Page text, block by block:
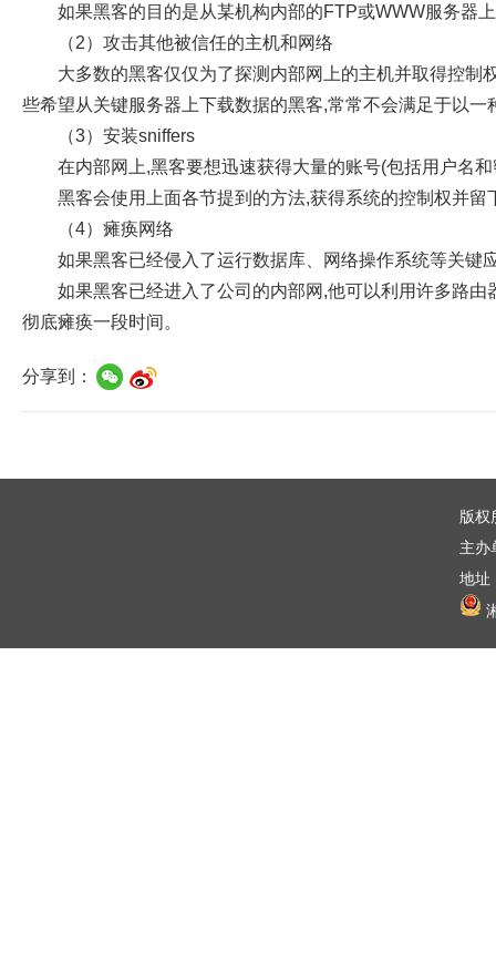
如果黑客的目的是从某机构内部的FTP或WWW服务器
（2）攻击其他被信任的主机和网络
大多数的黑客仅仅为了探测内部网上的主机并取得控制
些希望从关键服务器上下载数据的黑客,常常不会满足于以一
（3）安装sniffers
在内部网上,黑客要想迅速获得大量的账号(包括用户名
黑客会使用上面各节提到的方法,获得系统的控制权并留
（4）瘫痪网络
如果黑客已经侵入了运行数据库、网络操作系统等关键
如果黑客已经进入了公司的内部网 ,他可以利用许多路由
彻底瘫痪一段时间。
分享到：
版权
主办
地址